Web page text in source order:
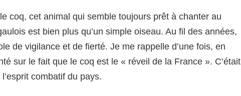
coq, cet animal qui semble toujours prêt à chanter au
est bien plus qu’un simple oiseau. Au fil des années,
de vigilance et de fierté. Je me rappelle d’une fois, en
sur le fait que le coq est le « réveil de la France ». C’était
combatif du pays.